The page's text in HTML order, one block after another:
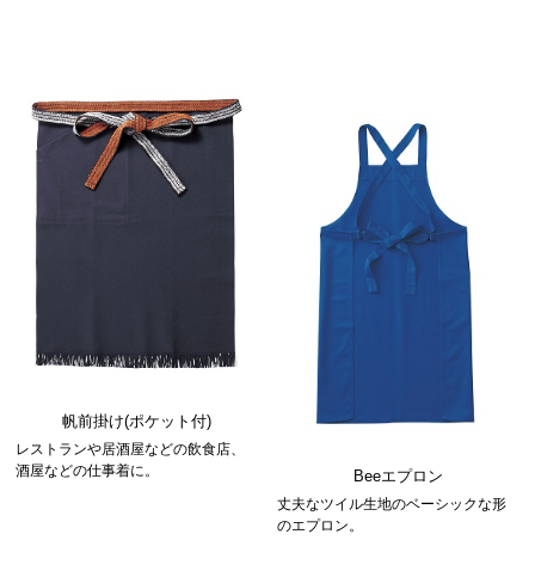
帆前掛け(ポケット付)
レストランや居酒屋などの飲食店、
酒屋などの仕事着に。
Beeエプロン
丈夫なツイル生地のベーシックな形
のエプロン。